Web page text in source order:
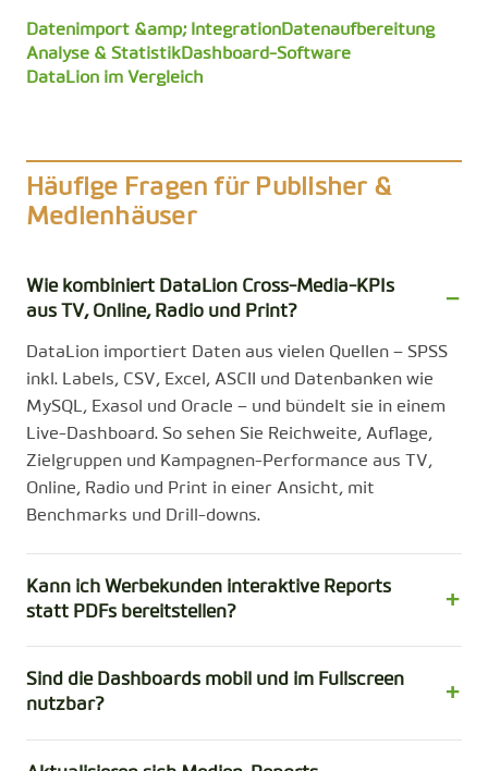
Datenimport &amp; IntegrationDatenaufbereitung
Analyse & StatistikDashboard-Software
DataLion im Vergleich
Häufige Fragen für Publisher &
Medienhäuser
Wie kombiniert DataLion Cross-Media-KPIs
aus TV, Online, Radio und Print?
DataLion importiert Daten aus vielen Quellen – SPSS
inkl. Labels, CSV, Excel, ASCII und Datenbanken wie
MySQL, Exasol und Oracle – und bündelt sie in einem
Live-Dashboard. So sehen Sie Reichweite, Auflage,
Zielgruppen und Kampagnen-Performance aus TV,
Online, Radio und Print in einer Ansicht, mit
Benchmarks und Drill-downs.
Kann ich Werbekunden interaktive Reports
statt PDFs bereitstellen?
Sind die Dashboards mobil und im Fullscreen
nutzbar?